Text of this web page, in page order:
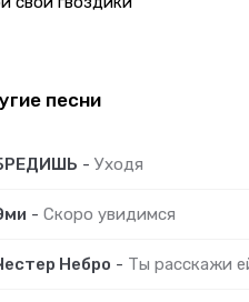
песни
- Уходя
- Скоро увидимся
Небро - Ты расскажи